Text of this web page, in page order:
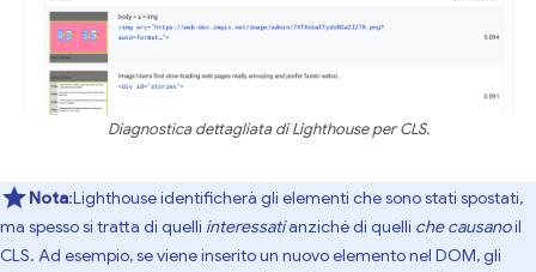
Diagnostica dettagliata di Lighthouse per CLS.
Nota:Lighthouse identificherà gli elementi che sono stati spostati,
ma spesso si tratta di quelli interessatianziché di quelli che causanoil
CLS. Ad esempio, se viene inserito un nuovo elemento nel DOM, gli